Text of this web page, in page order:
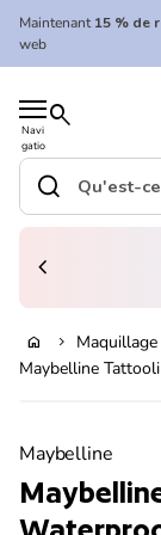
Skip to content
Maintenant15 % de
web
Navi
gatio
n
mobil
search
Accueil
Recherche"
search
(le lien s'ouvre
chevron_left
home chevron_right Maquillage
Maybelline
Maybelline